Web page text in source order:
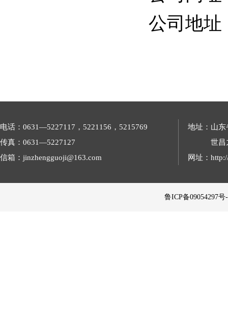
公司地
电话：0631—5227117，5221156，5215769
传真：0631—5227127
信箱：jinzhengguoji@163.com
地址：山
世昌
网址：
鲁ICP备09054297号